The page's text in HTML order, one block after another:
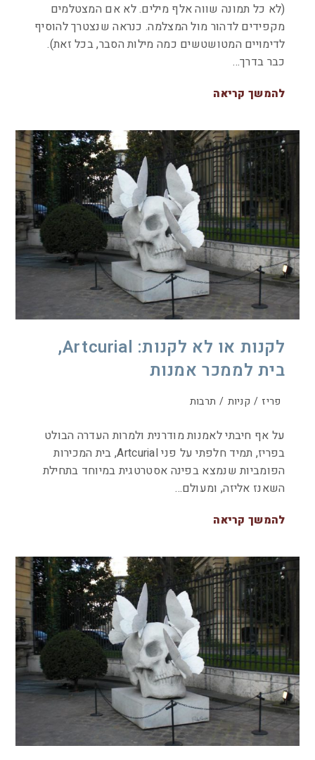
(לא כל תמונה שווה אלף מילים. לא אם המצטלמים
מקפידים לדהור מול המצלמה. כנראה שנצטרך להוסיף
לדימויים המטושטשים כמה מילות הסבר, בכל זאת).
כבר בדרך…
להמשך קריאה
לקנות או לא לקנות: Artcurial,
בית לממכר אמנות
פריז / קניות / תרבות
על אף חיבתי לאמנות מודרנית ולמרות העדרה הבולט
בפריז, תמיד חלפתי על פני Artcurial, בית המכירות
הפומביות שנמצא בפינה אסטרטגית במיוחד בתחילת
השאנז אליזה, ומעולם…
להמשך קריאה